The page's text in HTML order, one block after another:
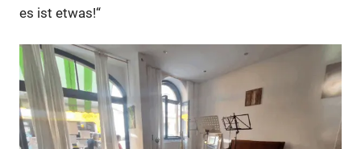
es ist etwas!“